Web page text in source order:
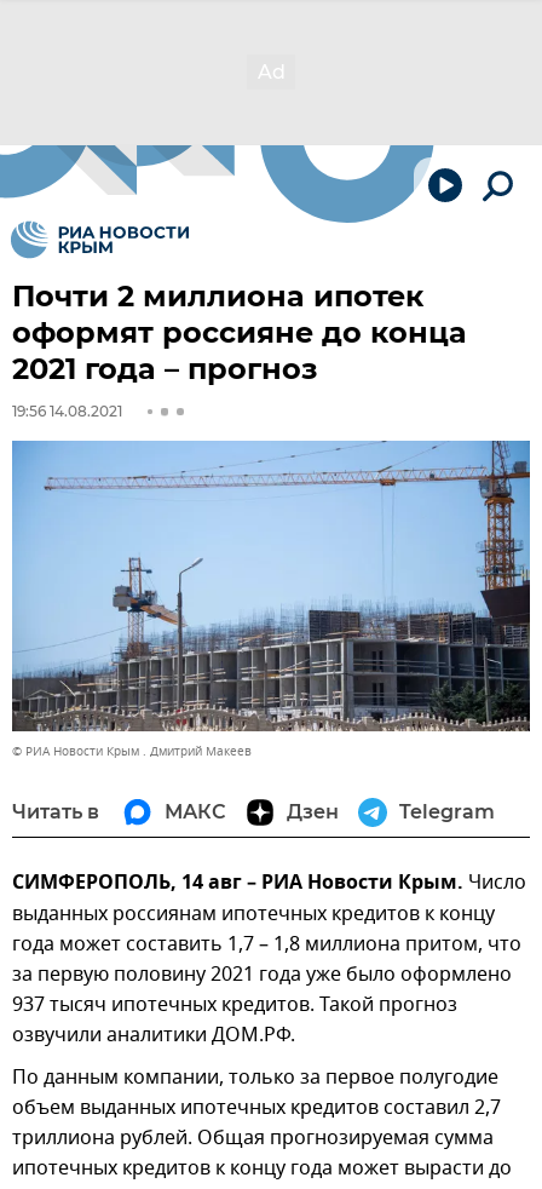
Почти 2 миллиона ипотек
оформят россияне до конца
2021 года – прогноз
19:56 14.08.2021
© РИА Новости Крым . Дмитрий Макеев
Читать в МАКС Дзен Telegram
СИМФЕРОПОЛЬ, 14 авг – РИА Новости Крым. Число
выданных россиянам ипотечных кредитов к концу
года может составить 1,7 – 1,8 миллиона притом, что
за первую половину 2021 года уже было оформлено
937 тысяч ипотечных кредитов. Такой прогноз
озвучили аналитики ДОМ.РФ.
По данным компании, только за первое полугодие
объем выданных ипотечных кредитов составил 2,7
триллиона рублей. Общая прогнозируемая сумма
ипотечных кредитов к концу года может вырасти до